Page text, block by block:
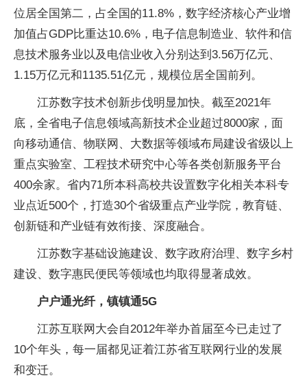
位居全国第二，占全国的11.8%，数字经济核心产业增
加值占GDP比重达10.6%，电子信息制造业、软件和信
息技术服务业以及电信业收入分别达到3.56万亿元、
1.15万亿元和1135.51亿元，规模位居全国前列。
江苏数字技术创新步伐明显加快。截至2021年
底，全省电子信息领域高新技术企业超过8000家，面
向移动通信、物联网、大数据等领域布局建设省级以上
重点实验室、工程技术研究中心等各类创新服务平台
400余家。省内71所本科高校共设置数字化相关本科专
业点近500个，打造30个省级重点产业学院，教育链、
创新链和产业链有效衔接、深度融合。
江苏数字基础设施建设、数字政府治理、数字乡村
建设、数字惠民便民等领域也均取得显著成效。
户户通光纤，镇镇通5G
江苏互联网大会自2012年举办首届至今已走过了
10个年头，每一届都见证着江苏省互联网行业的发展
和变迁。